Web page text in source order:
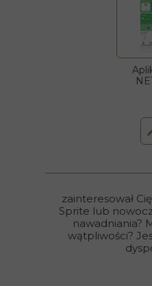
zainteresował
Sprite lub
nawadniania?
wątpliwości?